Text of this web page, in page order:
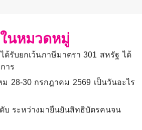
นหมวดหมู่
ด้รับยกเว้นภาษีมาตรา 301 สหรัฐ ได้
าร
28-30 กรกฎาคม 2569 เป็นวันอะไร
บ ระหว่างมายืนยันสิทธิบัตรคนจน